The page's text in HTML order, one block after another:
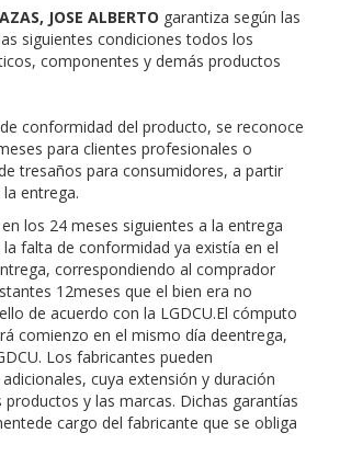
JOSE ALBERTO garantiza según las
siguientes condiciones todos los
componentes y demás productos
conformidad del producto, se reconoce
para clientes profesionales o
tresaños para consumidores, a partir
entrega.
los 24 meses siguientes a la entrega
falta de conformidad ya existía en el
correspondiendo al comprador
12meses que el bien era no
de acuerdo con la LGDCU.El cómputo
comienzo en el mismo día deentrega,
Los fabricantes pueden
cuya extensión y duración
productos y las marcas. Dichas garantías
cargo del fabricante que se obliga